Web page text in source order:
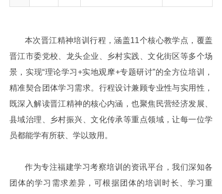
本次晋江精神培训行程，涵盖11个核心教学点，覆盖
晋江市委党校、龙头企业、乡村实践、文化街区等多个场
景，实现“理论学习+实地观摩+专题研讨”的全方位培训，
精准契合团体学习需求。行程设计兼顾专业性与实用性，
既深入解读晋江精神的核心内涵，也聚焦民营经济发展、
县域治理、乡村振兴、文化传承等重点领域，让每一位学
员都能学有所获、学以致用。
作为专注福建学习考察培训的资讯平台，我们深知各
团体的学习需求差异，可根据团体的培训时长、学习重